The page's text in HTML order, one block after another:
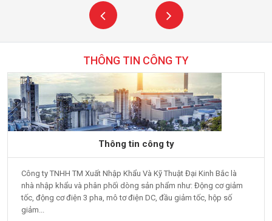
THÔNG TIN CÔNG TY
Thông tin công ty
Công ty TNHH TM Xuất Nhập Khẩu Và Kỹ Thuật Đại Kinh Bắc là
nhà nhập khẩu và phân phối dòng sản phẩm như: Động cơ giảm
tốc, động cơ điện 3 pha, mô tơ điện DC, đầu giảm tốc, hộp số
giảm...